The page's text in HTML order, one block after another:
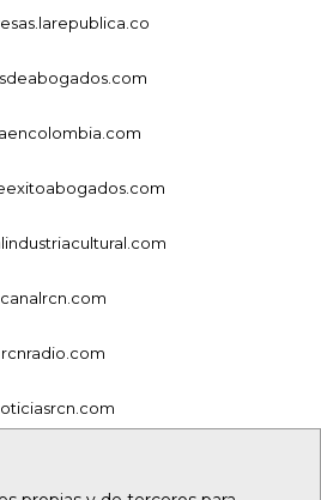
canalrcn.com
rcnradio.com